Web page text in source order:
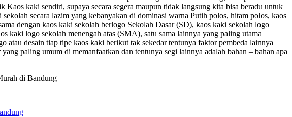
kaki sendiri, supaya secara segera maupun tidak langsung kita bisa beradu untuk
secara lazim yang kebanyakan di dominasi warna Putih polos, hitam polos, kaos
dengan kaos kaki sekolah berlogo Sekolah Dasar (SD), kaos kaki sekolah logo
kaki logo sekolah menengah atas (SMA), satu sama lainnya yang paling utama
atau desain tiap tipe kaos kaki berikut tak sekedar tentunya faktor pembeda lainnya
paling umum di memanfaatkan dan tentunya segi lainnya adalah bahan – bahan apa
di Bandung